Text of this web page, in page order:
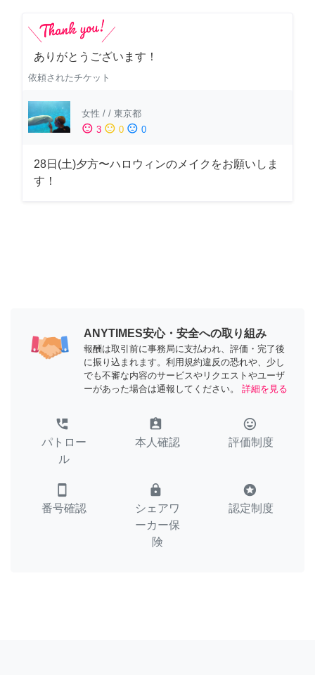
ありがとうございます！
依頼されたチケット
女性 / / 東京都
sentiment_satisfied 3 sentiment_neutral 0 sentiment_dissatisfied 0
28日(土)夕方〜ハロウィンのメイクをお願いしま
す！
ANYTIMES安心・安全への取り組み
報酬は取引前に事務局に支払われ、評価・完了後
に振り込まれます。利用規約違反の恐れや、少し
でも不審な内容のサービスやリクエストやユーザ
ーがあった場合は通報してください。
詳細を見る
perm_phone_msg
パトロー
ル
assignment_ind
本人確認
tag_faces
評価制度
smartphone
番号確認
lock
シェアワ
ーカー保
険
stars
認定制度